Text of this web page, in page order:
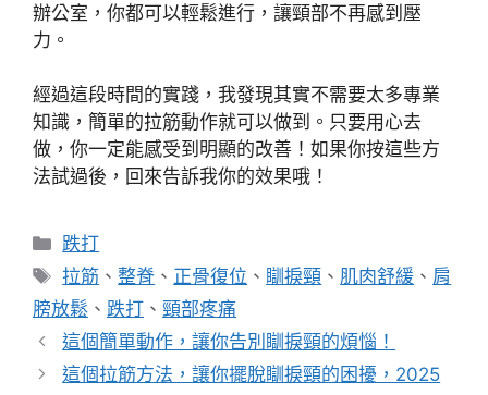
辦公室，你都可以輕鬆進行，讓頸部不再感到壓
力。
經過這段時間的實踐，我發現其實不需要太多專業
知識，簡單的拉筋動作就可以做到。只要用心去
做，你一定能感受到明顯的改善！如果你按這些方
法試過後，回來告訴我你的效果哦！
分
類
跌打
標
籤
拉筋 、整脊 、 正骨復位 、 瞓捩頸 、 肌肉舒緩 、 肩
膀放鬆 、 跌打 、 頸部疼痛
這個簡單動作，讓你告別瞓捩頸的煩惱！
這個拉筋方法，讓你擺脫瞓捩頸的困擾，2025